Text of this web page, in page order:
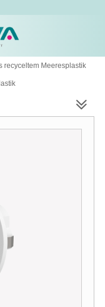
recyceltem Meeresplastik